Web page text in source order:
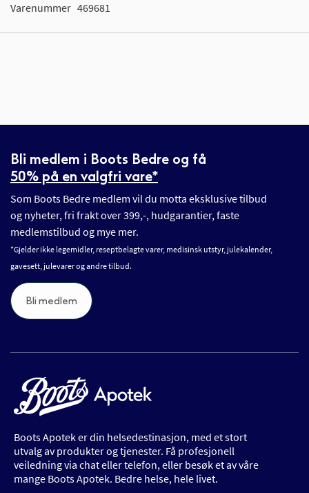
Varenummer 469681
Bli medlem i Boots Bedre og få
50% på en valgfri vare*
Som Boots Bedre medlem vil du motta eksklusive tilbud
og nyheter, fri frakt over 399,-, hudgarantier, faste
medlemstilbud og mye mer.
*Gjelder ikke legemidler, reseptbelagte varer, medisinsk utstyr, julekalender,
gavesett, julevarer og andre tilbud.
Bli medlem
Boots Apotek er din helsedestinasjon, med et stort
utvalg av produkter og tjenester. Få profesjonell
veiledning via chat eller telefon, eller besøk et av våre
mange Boots Apotek. Bedre helse, hele livet.